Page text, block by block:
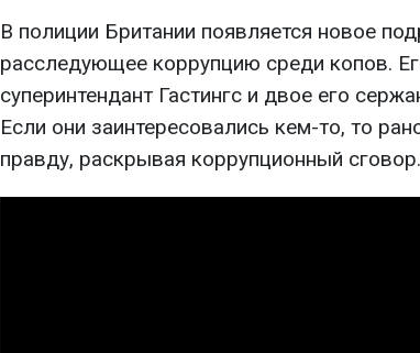
В полиции Британии появляется новое
расследующее коррупцию среди копов.
суперинтендант Гастингс и двое его
Если они заинтересовались кем-то, то
правду, раскрывая коррупционный сговор.